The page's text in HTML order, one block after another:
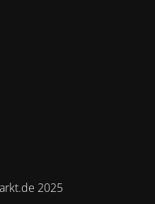
2025